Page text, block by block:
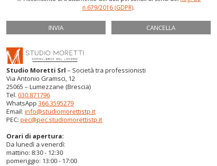
n.679/2016 (GDPR).
Studio Moretti Srl – Società tra professionisti
Via Antonio Gramsci, 12
25065 – Lumezzane (Brescia)
Tel.030.871796
WhatsApp366.3595279
Email:info@studiomorettistp.it
PEC:pec@pec.studiomorettistp.it
Orari di apertura:
Da lunedì a venerdì:
mattino: 8:30 - 12:30
pomeriggio: 13:00 - 17:00